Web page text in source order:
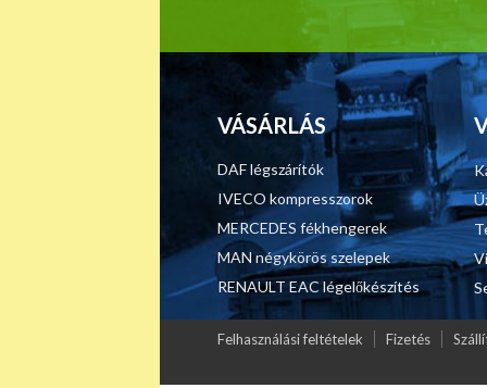
VÁSÁRLÁS
DAF légszárítók
IVECO kompresszorok
MERCEDES fékhengerek
MAN négykörös szelepek
RENAULT EAC légelőkészítés
Felhasználási feltételek Fizetés